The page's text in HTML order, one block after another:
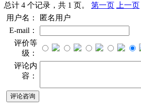
总计 4 个记录，共 1 页。 第一页 上一页
用户名：
匿名用户
E-mail：
评价等
级：
评论内
容：